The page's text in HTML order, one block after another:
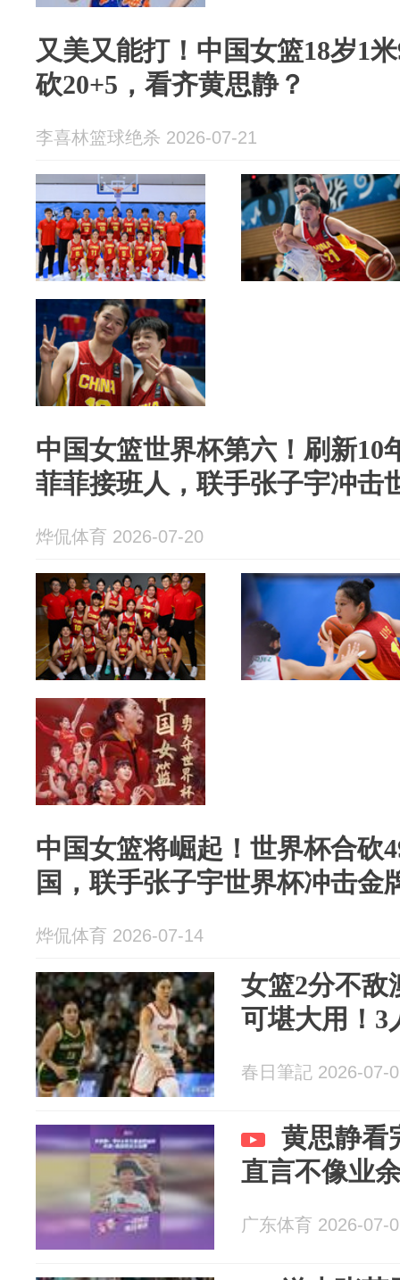
又美又能打！中国女篮18岁1
砍20+5，看齐黄思静？
李喜林篮球绝杀 2026-07-21
中国女篮世界杯第六！刷新10
菲菲接班人，联手张子宇冲击
烨侃体育 2026-07-20
中国女篮将崛起！世界杯合砍
国，联手张子宇世界杯冲击金
烨侃体育 2026-07-14
女篮2分不敌
可堪大用！3
春日筆記 2026-07-
黄思静看
直言不像业
广东体育 2026-07-